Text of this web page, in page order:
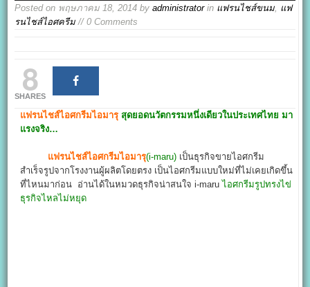
Posted on พฤษภาคม 18, 2014 byadministratorin แฟรนไชส์ขนม, แฟ
รนไชส์ไอศครีม // 0 Comments
8
SHARES
แฟรนไชส์ไอศกรีมไอมารุ สุดยอดนวัตกรรมหนึ่งเดียวในประเทศไทย มา
แรงจริง…
แฟรนไชส์ไอศกรีมไอมารุ(i-maru) เป็นธุรกิจขายไอศกรีม
สำเร็จรูปจากโรงงานผู้ผลิตโดยตรง เป็นไอศกรีมแบบใหม่ที่ไม่เคยเกิดขึ้น
ที่ไหนมาก่อน อ่านได้ในหมวดธุรกิจน่าสนใจ i-maruไอศกรีมรูปทรงไข่
ธุรกิจไหลไม่หยุด